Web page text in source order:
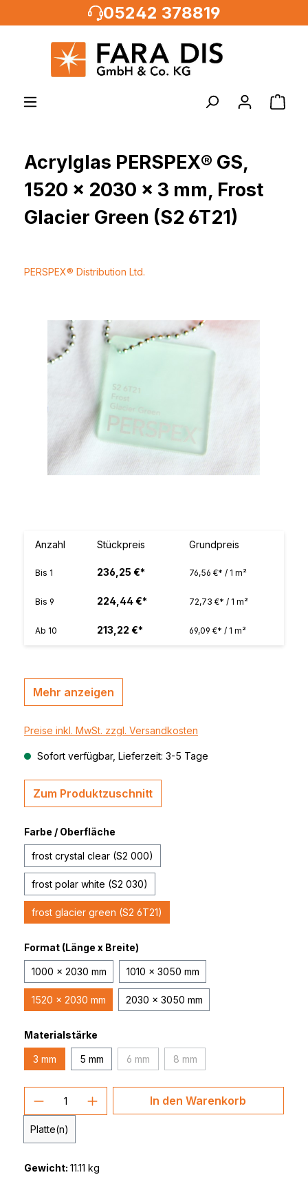
05242 378819
Acrylglas PERSPEX® GS,
1520 x 2030 x 3 mm, Frost
Glacier Green (S2 6T21)
PERSPEX® Distribution Ltd.
Bildergalerie überspringen
Anzahl Stückpreis Grundpreis
Bis 1 236,25 €* 76,56 €* / 1 m²
Bis 9 224,44 €* 72,73 €* / 1 m²
Ab 10 213,22 €* 69,09 €* / 1 m²
Mehr anzeigen
Preise inkl. MwSt. zzgl. Versandkosten
Sofort verfügbar, Lieferzeit: 3-5 Tage
Zum Produktzuschnitt
Farbe / Oberfläche
frost crystal clear (S2 000)
frost polar white (S2 030)
frost glacier green (S2 6T21)
Format (Länge x Breite)
1000 x 2030 mm 1010 x 3050 mm
1520 x 2030 mm 2030 x 3050 mm
Materialstärke
3 mm 5 mm 6 mm(Diese Option ist zurzeit nicht verfügbar.)
8 mm(Diese Option ist zurzeit nicht
Produkt Anzahl: Gib den
Platte(n)
In den Warenkorb
Gewicht: 11.11 kg